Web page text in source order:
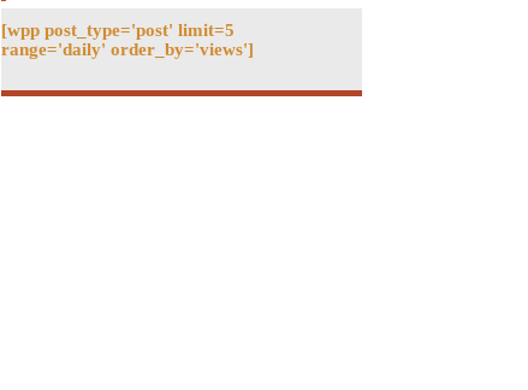
[wpp post_type='post' limit=5
range='daily' order_by='views']